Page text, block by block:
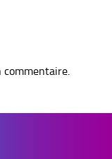
commentaire.